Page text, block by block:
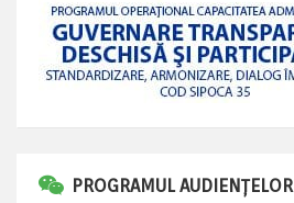
PROGRAMUL AUDIENȚELOR